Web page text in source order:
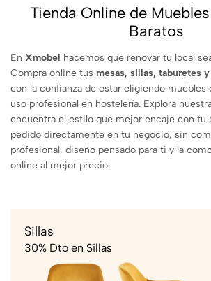
Tienda Online de
Baratos
En Xmobel hacemos que renovar tu local
Compra online tus mesas, sillas, taburetes
con la confianza de estar eligiendo muebles
uso profesional en hostelería. Explora
encuentra el estilo que mejor encaje con tu
pedido directamente en tu negocio, sin
profesional, diseño pensado para ti y la
online al mejor precio.
Sillas
30% Dto en Sillas